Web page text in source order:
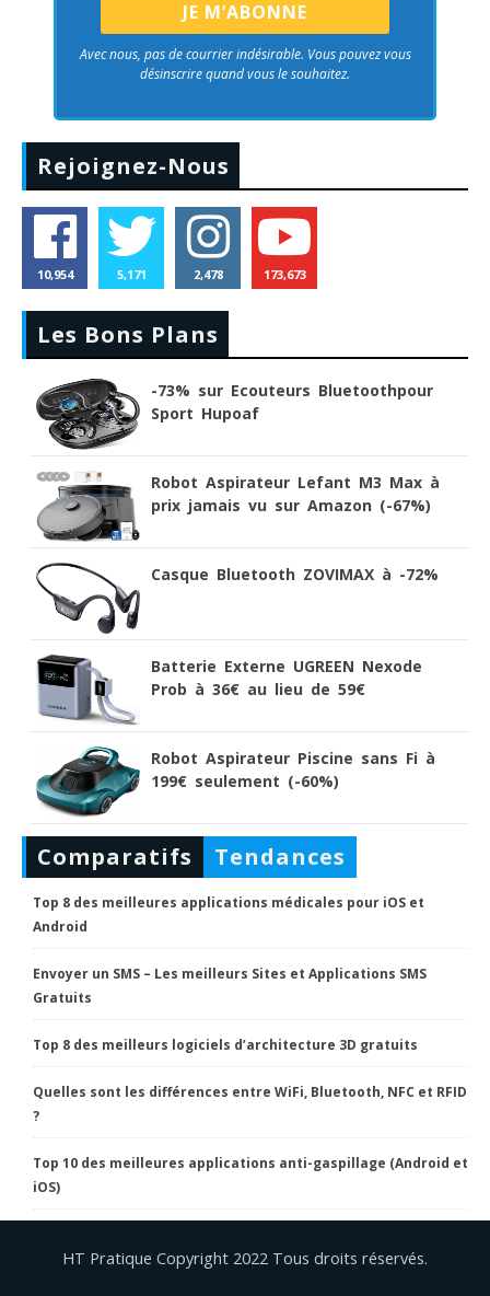
Avec nous, pas de courrier indésirable. Vous pouvez vous
désinscrire quand vous le souhaitez.
Rejoignez-Nous
10,954 5,171 2,478 173,673
Les Bons Plans
-73% sur Ecouteurs Bluetoothpour
Sport Hupoaf
Robot Aspirateur Lefant M3 Max à
prix jamais vu sur Amazon (-67%)
Casque Bluetooth ZOVIMAX à -72%
Batterie Externe UGREEN Nexode
Prob à 36€ au lieu de 59€
Robot Aspirateur Piscine sans Fi à
199€ seulement (-60%)
Comparatifs Tendances
Top 8 des meilleures applications médicales pour iOS et
Android
Envoyer un SMS – Les meilleurs Sites et Applications SMS
Gratuits
Top 8 des meilleurs logiciels d’architecture 3D gratuits
Quelles sont les différences entre WiFi, Bluetooth, NFC et RFID
?
Top 10 des meilleures applications anti-gaspillage (Android et
iOS)
HT Pratique Copyright 2022 Tous droits réservés.